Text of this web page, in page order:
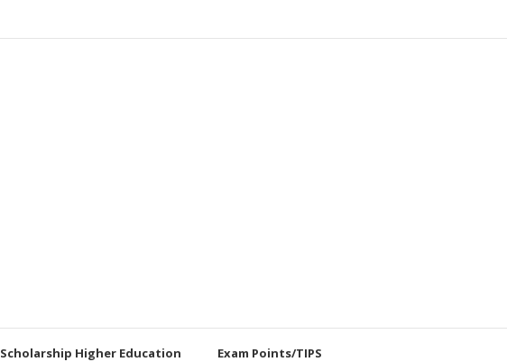
Scholarship Higher Education Exam Points/TIPS